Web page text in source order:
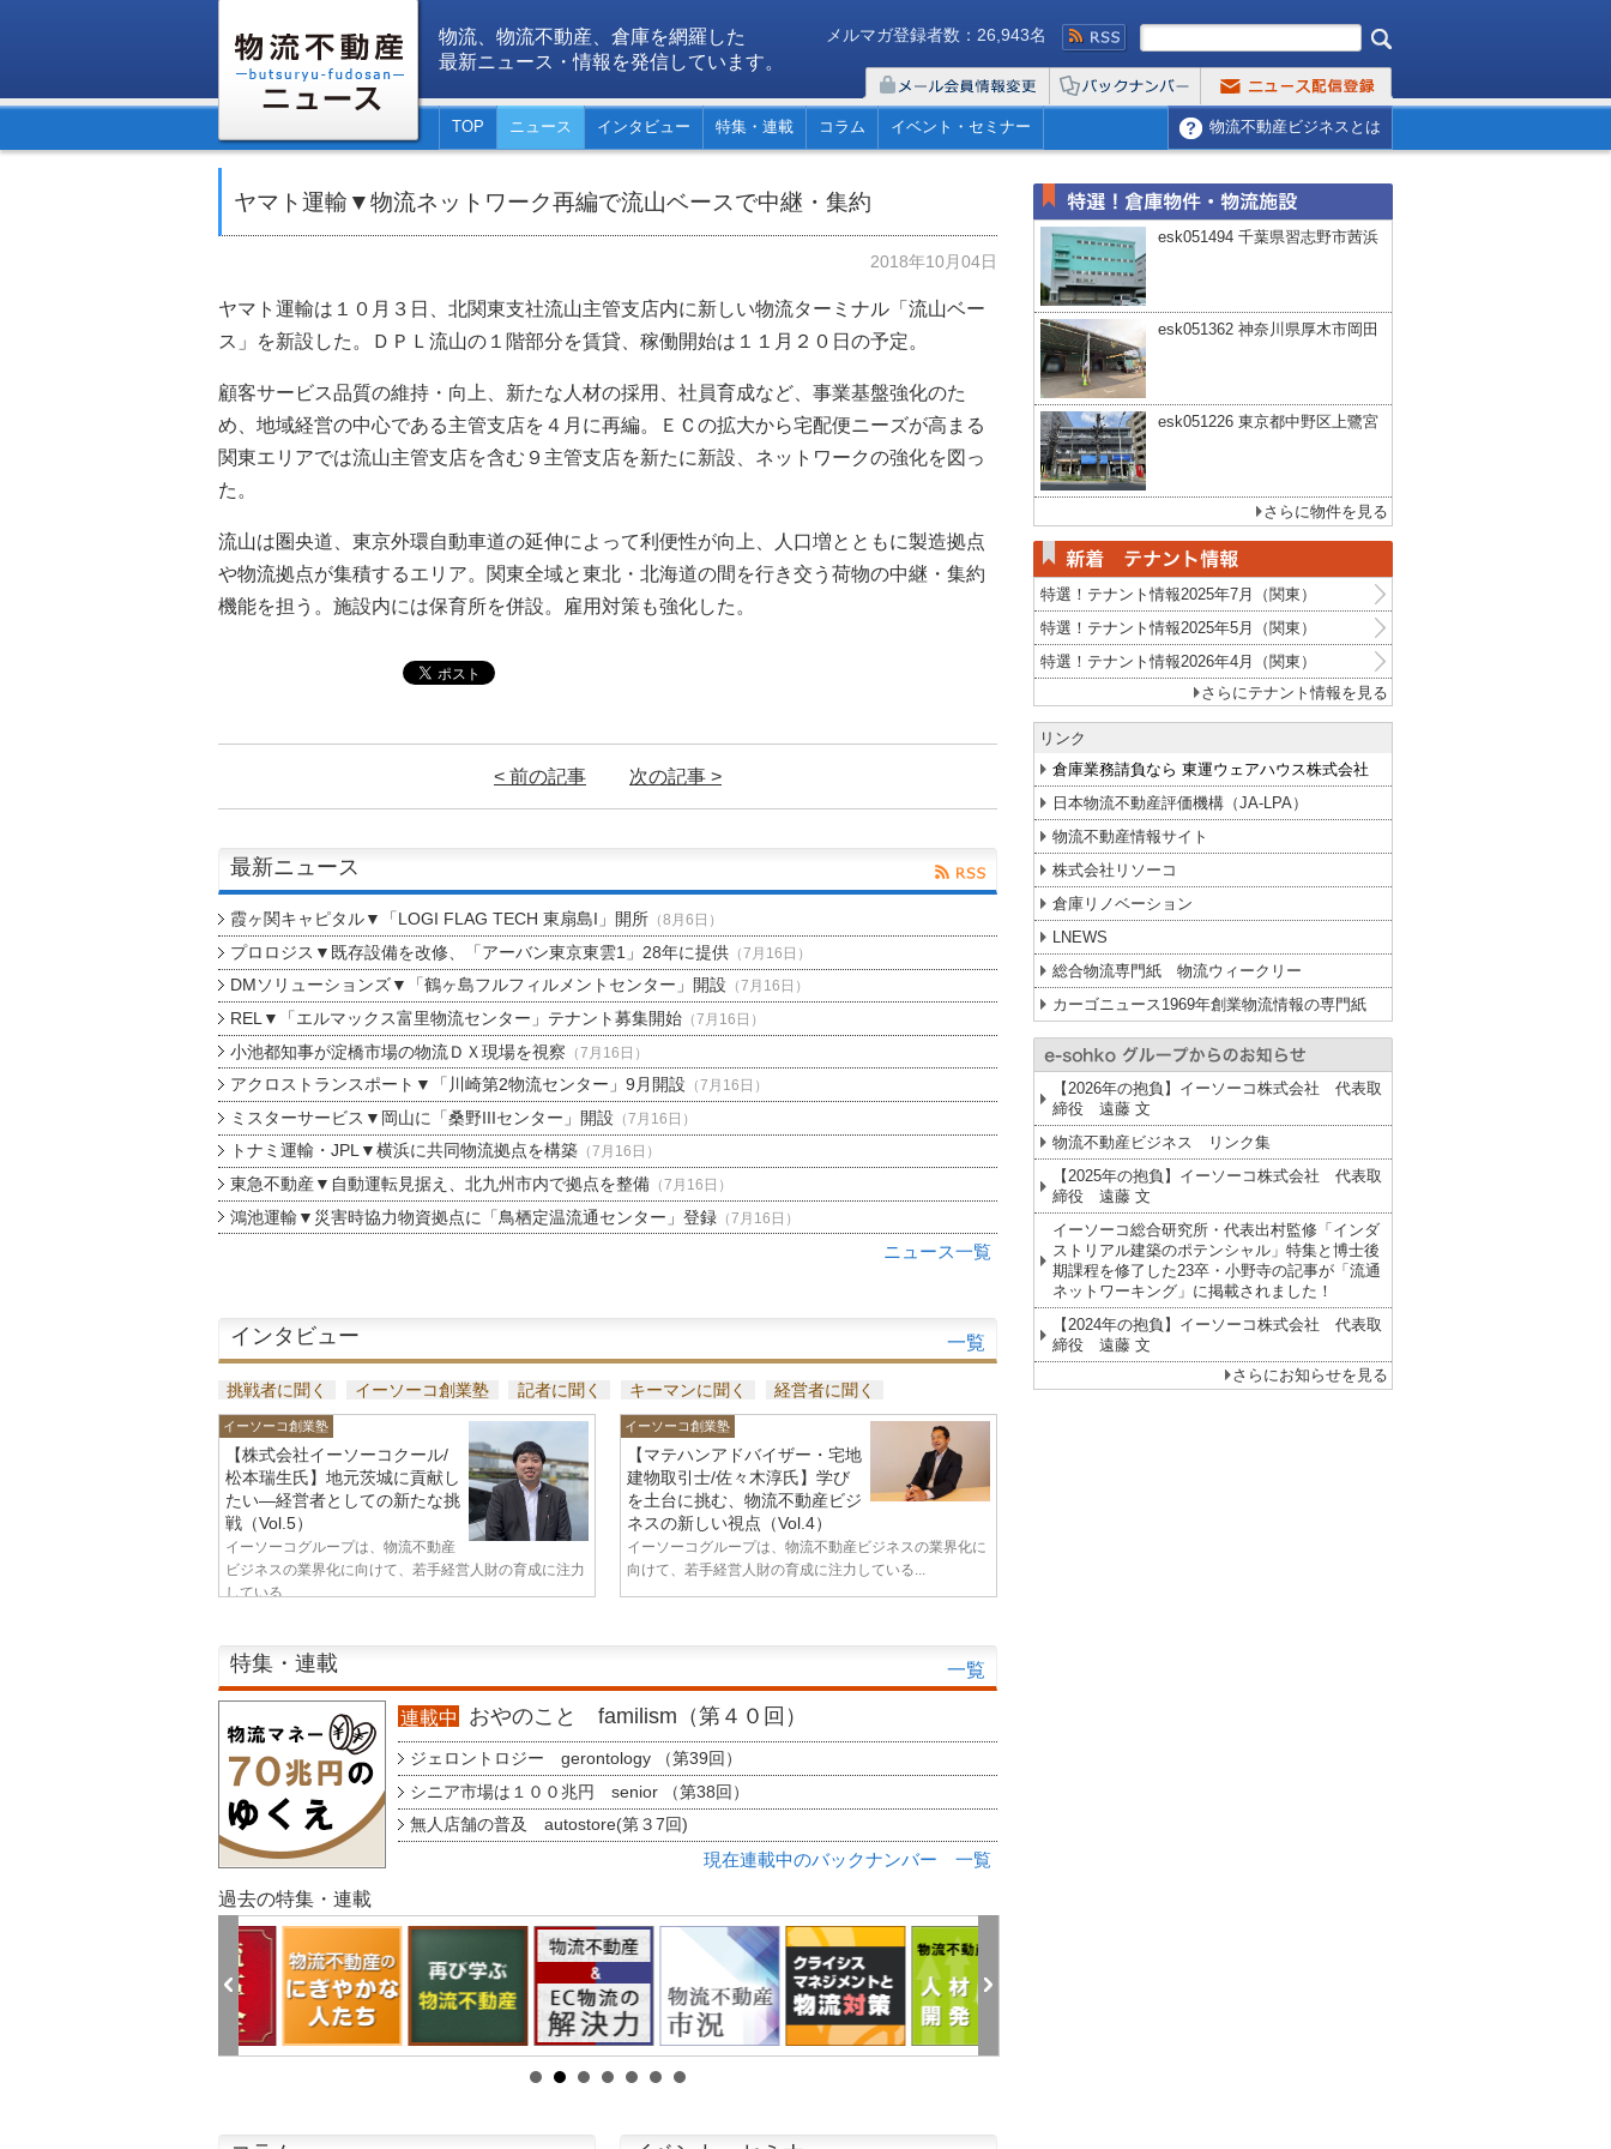
物流、物流不動産、倉庫を網羅した
最新ニュース・情報を発信しています。
メルマガ登録者数：26,943名
TOP ニュース インタビュー 特集・連載 コラム イベント・セミナー 物流不動産ビジネスとは
ヤマト運輸▼物流ネットワーク再編で流山ベースで中継・集約
2018年10月04日
ヤマト運輸は１０月３日、北関東支社流山主管支店内に新しい物流ターミナル「流山ベー
ス」を新設した。ＤＰＬ流山の１階部分を賃貸、稼働開始は１１月２０日の予定。
顧客サービス品質の維持・向上、新たな人材の採用、社員育成など、事業基盤強化のた
め、地域経営の中心である主管支店を４月に再編。ＥＣの拡大から宅配便ニーズが高まる
関東エリアでは流山主管支店を含む９主管支店を新たに新設、ネットワークの強化を図っ
た。
流山は圏央道、東京外環自動車道の延伸によって利便性が向上、人口増とともに製造拠点
や物流拠点が集積するエリア。関東全域と東北・北海道の間を行き交う荷物の中継・集約
機能を担う。施設内には保育所を併設。雇用対策も強化した。
< 前の記事 次の記事 >
最新ニュース
霞ヶ関キャピタル▼「LOGI FLAG TECH 東扇島I」開所（8月6日）
プロロジス▼既存設備を改修、「アーバン東京東雲1」28年に提供（7月16日）
DMソリューションズ▼「鶴ヶ島フルフィルメントセンター」開設 （7月16日）
REL▼「エルマックス富里物流センター」テナント募集開始（7月16日）
小池都知事が淀橋市場の物流ＤＸ現場を視察 （7月16日）
アクロストランスポート▼「川崎第2物流センター」9月開設 （7月16日）
ミスターサービス▼岡山に「桑野IIIセンター」開設 （7月16日）
トナミ運輸・JPL▼横浜に共同物流拠点を構築（7月16日）
東急不動産▼自動運転見据え、北九州市内で拠点を整備（7月16日）
鴻池運輸▼災害時協力物資拠点に「鳥栖定温流通センター」登録（7月16日）
ニュース一覧
インタビュー 一覧
挑戦者に聞く イーソーコ創業塾 記者に聞く キーマンに聞く 経営者に聞く
イーソーコ創業塾
【株式会社イーソーコクール/
松本瑞生氏】地元茨城に貢献し
たい—経営者としての新たな挑
戦（Vol.5）
イーソーコグループは、物流不動産
ビジネスの業界化に向けて、若手経営人財の育成に注力
している...
イーソーコ創業塾
【マテハンアドバイザー・宅地
建物取引士/佐々木淳氏】学び
を土台に挑む、物流不動産ビジ
ネスの新しい視点（Vol.4）
イーソーコグループは、物流不動産ビジネスの業界化に
向けて、若手経営人財の育成に注力している...
特集・連載 一覧
連載中 おやのこと familism（第４０回）
ジェロントロジー gerontology （第39回）
シニア市場は１００兆円 senior （第38回）
無人店舗の普及 autostore(第３7回)
現在連載中のバックナンバー 一覧
過去の特集・連載
esk051494 千葉県習志野市茜浜
esk051362 神奈川県厚木市岡田
esk051226 東京都中野区上鷺宮
さらに物件を見る
特選！テナント情報2025年7月（関東）
特選！テナント情報2025年5月（関東）
特選！テナント情報2026年4月（関東）
さらにテナント情報を見る
リンク
倉庫業務請負なら 東運ウェアハウス株式会社
日本物流不動産評価機構（JA-LPA）
物流不動産情報サイト
株式会社リソーコ
倉庫リノベーション
LNEWS
総合物流専門紙 物流ウィークリー
カーゴニュース1969年創業物流情報の専門紙
【2026年の抱負】イーソーコ株式会社 代表取
締役 遠藤 文
物流不動産ビジネス リンク集
【2025年の抱負】イーソーコ株式会社 代表取
締役 遠藤 文
イーソーコ総合研究所・代表出村監修「インダ
ストリアル建築のポテンシャル」特集と博士後
期課程を修了した23卒・小野寺の記事が「流通
ネットワーキング」に掲載されました！
【2024年の抱負】イーソーコ株式会社 代表取
締役 遠藤 文
さらにお知らせを見る